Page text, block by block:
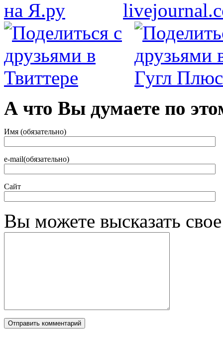
А что Вы думаете по
Имя (обязательно)
e-mail(обязательно)
Сайт
Вы можете высказать